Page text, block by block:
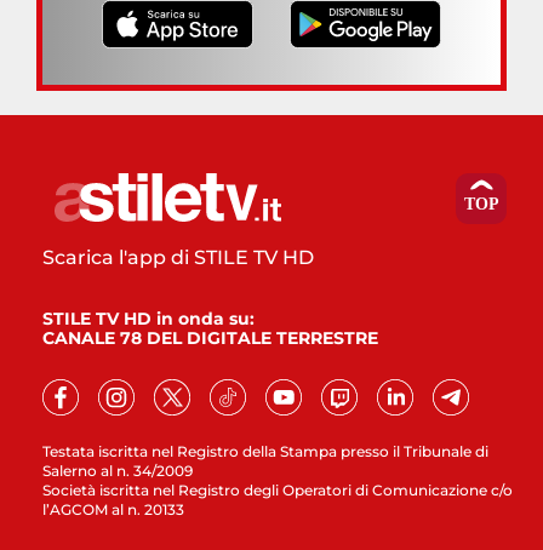
Testata iscritta nel Registro della Stampa presso il Tribunale di
Salerno al n. 34/2009
Società iscritta nel Registro degli Operatori di Comunicazione c/o
l’AGCOM al n. 20133
Scarica l'app di STILE TV HD
STILE TV HD in onda su:
CANALE 78 DEL DIGITALE TERRESTRE